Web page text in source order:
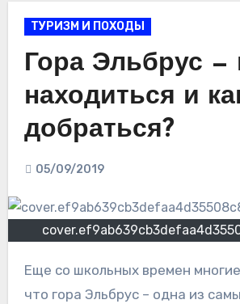
ТУРИЗМ И ПОХОДЫ
Гора Эльбрус —
находиться и
добраться?
05/09/2019
Еще со школьных времен многие запомнили,
что гора Эльбрус – одна из